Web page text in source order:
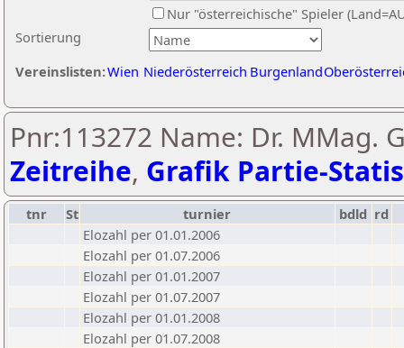
Sortierung
Nur "österreichische" Spieler
Vereinslisten:Wien Niederösterreich Burgenland
Pnr:113272 Name: Dr. MMag.
Zeitreihe, Grafik Partie-
tnr St turnier bdld rd
Elozahl per 01.01.2006
Elozahl per 01.07.2006
Elozahl per 01.01.2007
Elozahl per 01.07.2007
Elozahl per 01.01.2008
Elozahl per 01.07.2008